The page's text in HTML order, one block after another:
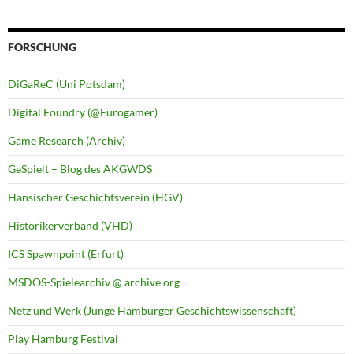
FORSCHUNG
DiGaReC (Uni Potsdam)
Digital Foundry (@Eurogamer)
Game Research (Archiv)
GeSpielt – Blog des AKGWDS
Hansischer Geschichtsverein (HGV)
Historikerverband (VHD)
ICS Spawnpoint (Erfurt)
MSDOS-Spielearchiv @ archive.org
Netz und Werk (Junge Hamburger Geschichtswissenschaft)
Play Hamburg Festival